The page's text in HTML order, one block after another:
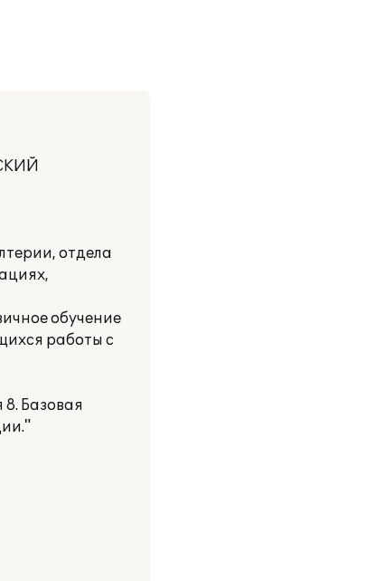
отдела
обучение
работы с
Базовая